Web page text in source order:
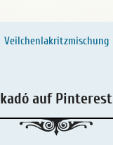
Veilchenlakritzmischung
kadó auf Pinterest